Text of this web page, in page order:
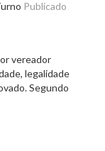
Publicado
vereador
legalidade
Segundo